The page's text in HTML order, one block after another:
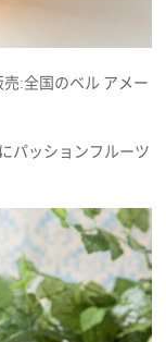
:全国のベル アメー
パッションフルーツ